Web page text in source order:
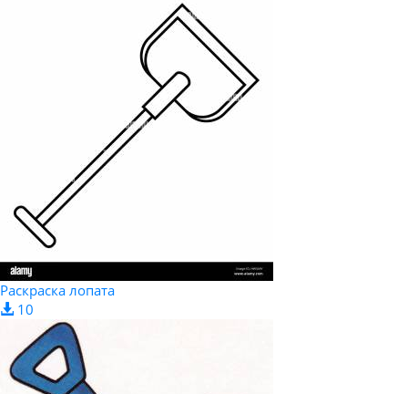
Раскраска лопата
10